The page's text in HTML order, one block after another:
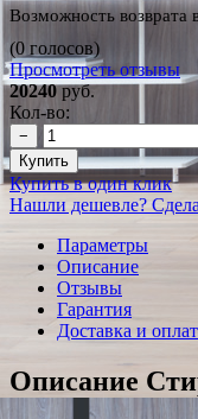
Возможность возврата
(0 голосов)
Просмотреть отзывы
20240руб.
Кол-во:
−
Купить
Купить в один клик
Нашли дешевле?
Параметры
Описание
Отзывы
Гарантия
Доставка и
Описание